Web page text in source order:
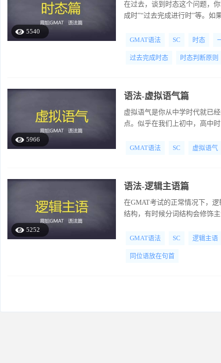
5540
在过去，谈到时态这个问题，
成时”“过去完成进行时”等。如
GMAT语法 SC 时态
过去完成时态 时态判断原则
5966
语法-虚拟语气篇
虚拟语气是你从中学时代就已
点。似乎在我们上初中，高中
GMAT语法
SC 虚拟语气
5252
语法-逻辑主语篇
在GMAT考试的正常情况下，
结构，有时候分词结构会修饰
GMAT语法
SC 逻辑主语
同位语放在句首